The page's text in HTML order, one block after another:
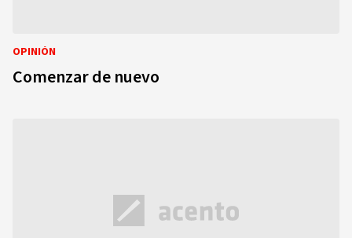
OPINIÓN
Comenzar de nuevo